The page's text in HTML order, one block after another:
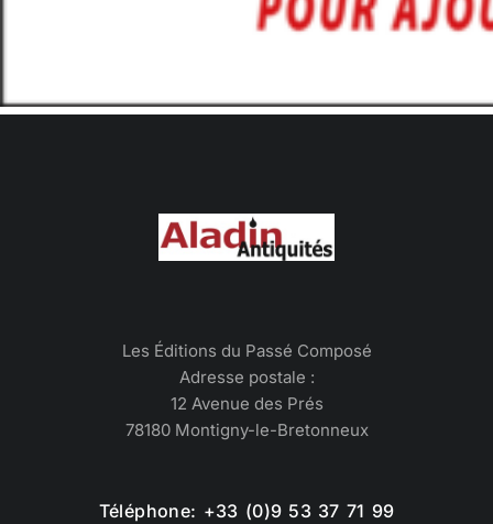
Les Éditions du Passé Composé
Adresse postale :
12 Avenue des Prés
78180 Montigny-le-Bretonneux
Téléphone: +33 (0)9 53 37 71 99